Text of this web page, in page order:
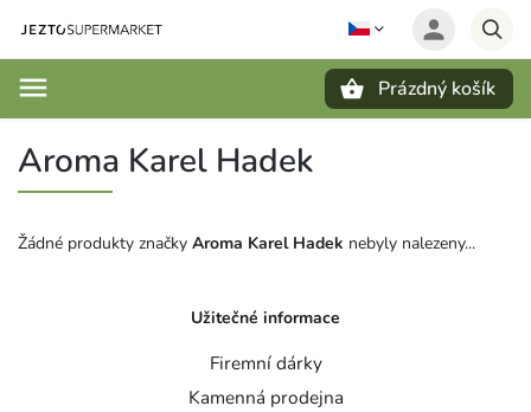
Prázdný košík
Aroma Karel Hadek
Žádné produkty značky Aroma Karel Hadek nebyly nalezeny...
Užitečné informace
Firemní dárky
Kamenná prodejna